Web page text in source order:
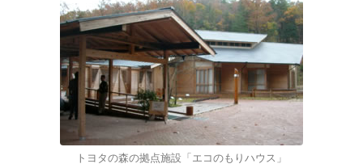
トヨタの森の拠点施設「エコのもりハウス」